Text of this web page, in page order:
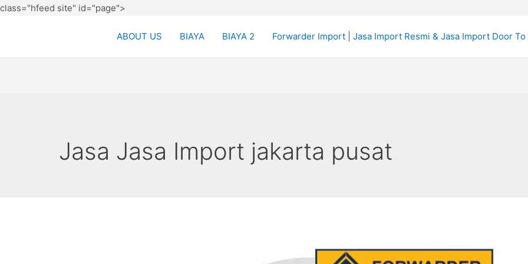
class="hfeed site" id="page">
ABOUT US BIAYA BIAYA 2 Forwarder Import | Jasa Import Resmi & Jasa Import Door
Jasa Jasa Import jakarta pusat